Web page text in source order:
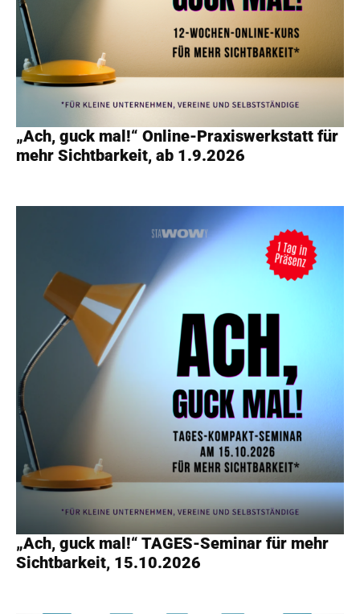
„Ach, guck mal!“ Online-Praxiswerkstatt für
mehr Sichtbarkeit, ab 1.9.2026
„Ach, guck mal!“ TAGES-Seminar für mehr
Sichtbarkeit, 15.10.2026